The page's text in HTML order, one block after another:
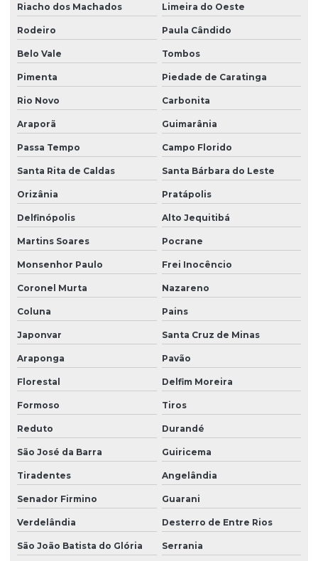
Riacho dos Machados Limeira do Oeste
Rodeiro Paula Cândido
Belo Vale Tombos
Pimenta Piedade de Caratinga
Rio Novo Carbonita
Araporã Guimarânia
Passa Tempo Campo Florido
Santa Rita de Caldas Santa Bárbara do Leste
Orizânia Pratápolis
Delfinópolis Alto Jequitibá
Martins Soares Pocrane
Monsenhor Paulo Frei Inocêncio
Coronel Murta Nazareno
Coluna Pains
Japonvar Santa Cruz de Minas
Araponga Pavão
Florestal Delfim Moreira
Formoso Tiros
Reduto Durandé
São José da Barra Guiricema
Tiradentes Angelândia
Senador Firmino Guarani
Verdelândia Desterro de Entre Rios
São João Batista do Glória Serrania